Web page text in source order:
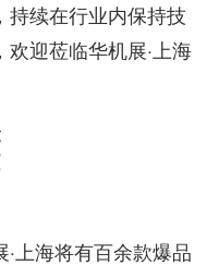
持续在行业内保持技
迎莅临华机展·上海
上海将有百余款爆品